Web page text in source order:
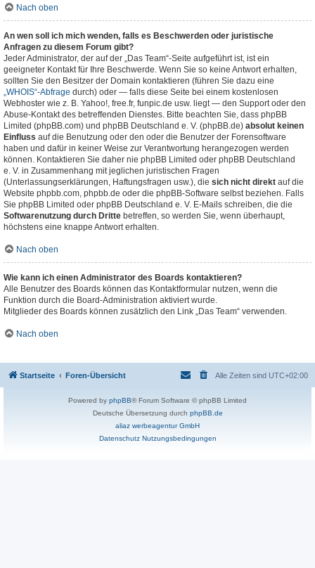
Nach oben
An wen soll ich mich wenden, falls es Beschwerden oder juristische
Anfragen zu diesem Forum gibt?
Jeder Administrator, der auf der „Das Team“-Seite aufgeführt ist, ist ein
geeigneter Kontakt für Ihre Beschwerde. Wenn Sie so keine Antwort erhalten,
sollten Sie den Besitzer der Domain kontaktieren (führen Sie dazu eine
„WHOIS“-Abfrage durch) oder — falls diese Seite bei einem kostenlosen
Webhoster wie z. B. Yahoo!, free.fr, funpic.de usw. liegt — den Support oder den
Abuse-Kontakt des betreffenden Dienstes. Bitte beachten Sie, dass phpBB
Limited (phpBB.com) und phpBB Deutschland e. V. (phpBB.de) absolut keinen
Einfluss auf die Benutzung oder den oder die Benutzer der Forensoftware
haben und dafür in keiner Weise zur Verantwortung herangezogen werden
können. Kontaktieren Sie daher nie phpBB Limited oder phpBB Deutschland
e. V. in Zusammenhang mit jeglichen juristischen Fragen
(Unterlassungserklärungen, Haftungsfragen usw.), die sich nicht direkt auf die
Website phpbb.com, phpbb.de oder die phpBB-Software selbst beziehen. Falls
Sie phpBB Limited oder phpBB Deutschland e. V. E-Mails schreiben, die die
Softwarenutzung durch Dritte betreffen, so werden Sie, wenn überhaupt,
höchstens eine knappe Antwort erhalten.
Nach oben
Wie kann ich einen Administrator des Boards kontaktieren?
Alle Benutzer des Boards können das Kontaktformular nutzen, wenn die
Funktion durch die Board-Administration aktiviert wurde.
Mitglieder des Boards können zusätzlich den Link „Das Team“ verwenden.
Nach oben
Startseite Foren-Übersicht Alle Zeiten sind UTC+02:00
Powered by phpBB® Forum Software © phpBB Limited
Deutsche Übersetzung durch phpBB.de
aliaz werbeagentur GmbH
Datenschutz Nutzungsbedingungen